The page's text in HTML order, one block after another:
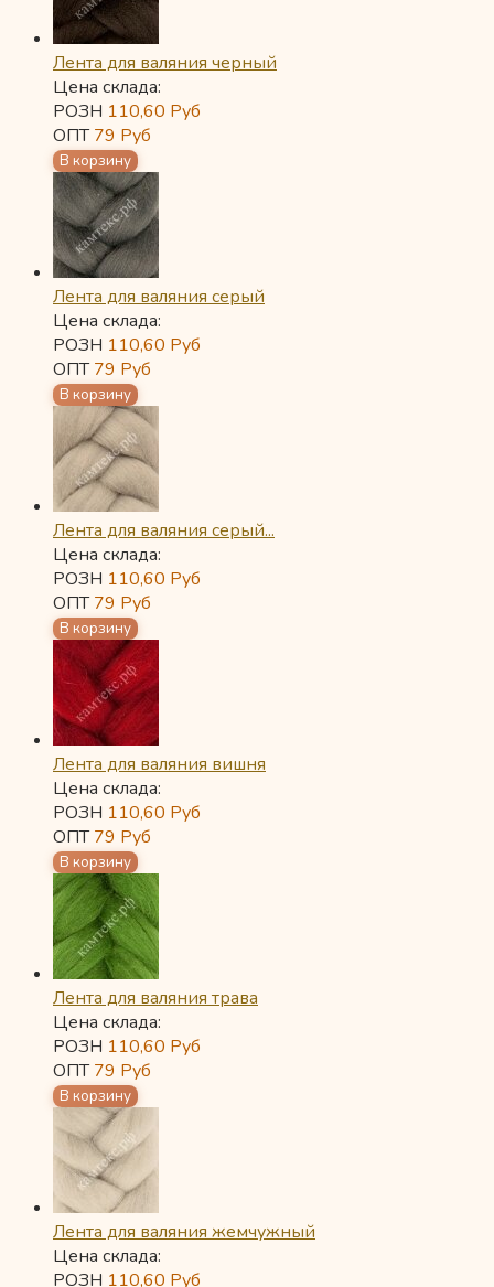
Лента для валяния черный
Цена склада:
РОЗН 110,60 Руб
ОПТ79 Руб
Лента для валяния серый
Цена склада:
РОЗН 110,60 Руб
ОПТ79 Руб
Лента для валяния серый...
Цена склада:
РОЗН 110,60 Руб
ОПТ79 Руб
Лента для валяния вишня
Цена склада:
РОЗН 110,60 Руб
ОПТ79 Руб
Лента для валяния трава
Цена склада:
РОЗН 110,60 Руб
ОПТ79 Руб
Лента для валяния жемчужный
Цена склада:
РОЗН 110,60 Руб